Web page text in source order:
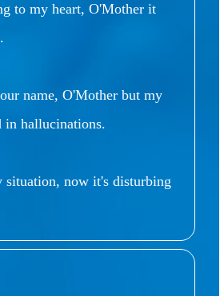
to my heart, O'Mother it
name, O'Mother but my
hallucinations.
situation, now it's disturbing